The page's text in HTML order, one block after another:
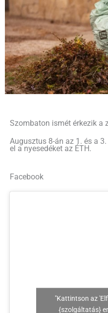
Szombaton ismét érkezik a
Augusztus 8-án az 1. és a
el a nyesedéket az ÉTH.
Facebook
"Kattintson az
{szolgáltatás}